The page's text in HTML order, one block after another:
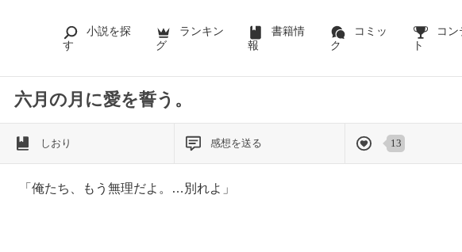
小説を探
す
ランキン
グ
書籍情
報
コミッ
ク
コン
ト
六月の月に愛を誓う。
しおり 感想を送る 13
前のページを表示する
「俺たち、もう無理だよ。…別れよ」